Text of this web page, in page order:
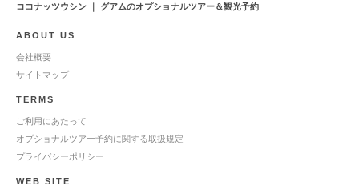
ココナッツウシン ｜ グアムのオプショナルツアー＆観光予約
ABOUT US
会社概要
サイトマップ
TERMS
ご利用にあたって
オプショナルツアー予約に関する取扱規定
プライバシーポリシー
WEB SITE